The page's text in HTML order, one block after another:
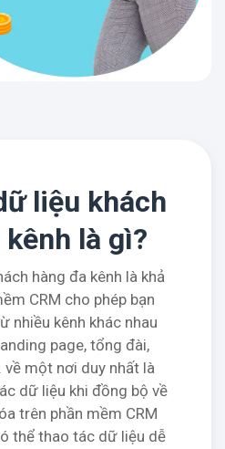
liệu khách
là gì?
hàng đa kênh là khả
CRM cho phép bạn
nhiều kênh khác nhau
page, tổng đài,
về một nơi duy nhất là
dữ liệu khi đồng bộ về
trên phần mềm CRM
thể thao tác dữ liệu dễ